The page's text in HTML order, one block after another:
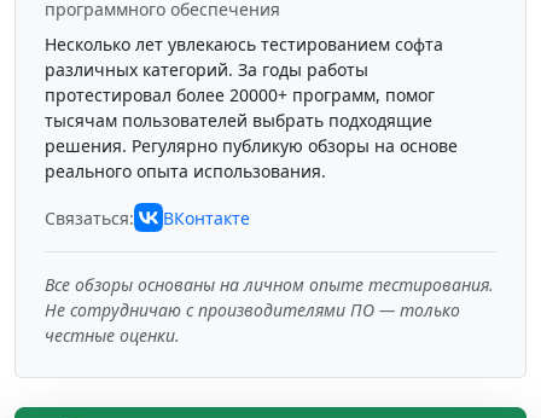
программного обеспечения
Несколько лет увлекаюсь тестированием софта
различных категорий. За годы работы
протестировал более 20000+ программ, помог
тысячам пользователей выбрать подходящие
решения. Регулярно публикую обзоры на основе
реального опыта использования.
Связаться: ВКонтакте
Все обзоры основаны на личном опыте тестирования.
Не сотрудничаю с производителями ПО — только
честные оценки.